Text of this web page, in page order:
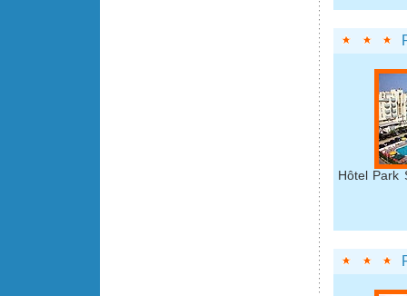
Hôtel Park